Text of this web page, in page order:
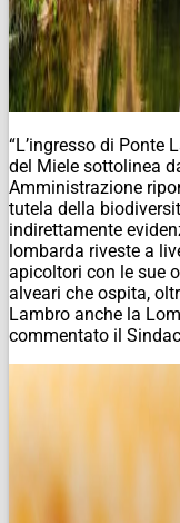
“L’ingresso di Ponte
del Miele sottolinea
Amministrazione
tutela della
indirettamente
lombarda riveste a
apicoltori con le sue
alveari che ospita,
Lambro anche la
commentato il